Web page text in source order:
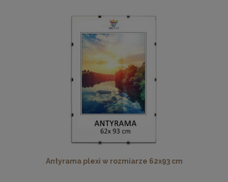
Ramka na zdjęcia 18 x 24 cm z naturalnego drewna
17,99 zł
DO KOSZYKA
Antyrama plexi w rozmiarze 62x93 cm